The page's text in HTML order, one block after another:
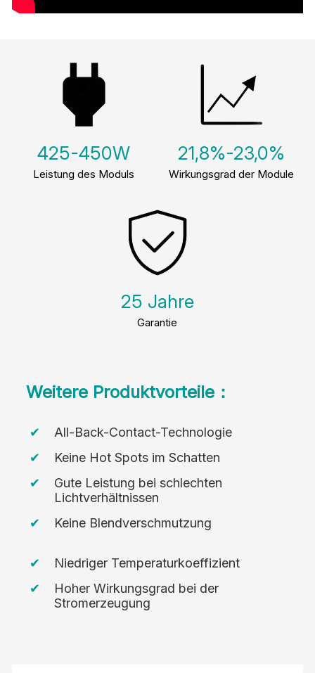
425-450W
Leistung des Moduls
21,8%-23,0%
Wirkungsgrad der Module
25 Jahre
Garantie